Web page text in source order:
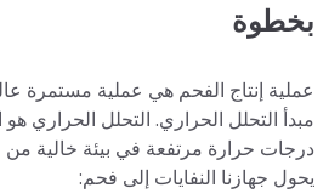
بخطوة
عملية إنتاج الفحم هي عملية مستمرة
مبدأ التحلل الحراري. التحلل الحراري
درجات حرارة مرتفعة في بيئة خالية
يحول جهازنا النفايات إلى فحم: